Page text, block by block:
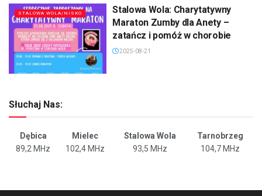
STALOWA WOLA/NISKO
Stalowa Wola: Charytatywny
Maraton Zumby dla Anety –
zatańcz i pomóż w chorobie
2025-08-21
Słuchaj Nas:
Dębica Mielec Stalowa Wola
Tarnobrzeg
89,2 MHz
102,4 MHz 93,5 MHz 104,7 MHz